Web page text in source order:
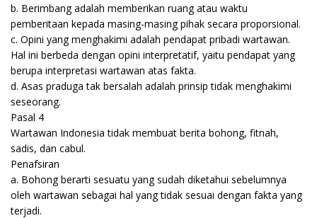
b. Berimbang adalah memberikan ruang atau waktu
pemberitaan kepada masing-masing pihak secara proporsional.
c. Opini yang menghakimi adalah pendapat pribadi wartawan.
Hal ini berbeda dengan opini interpretatif, yaitu pendapat yang
berupa interpretasi wartawan atas fakta.
d. Asas praduga tak bersalah adalah prinsip tidak menghakimi
seseorang.
Pasal 4
Wartawan Indonesia tidak membuat berita bohong, fitnah,
sadis, dan cabul.
Penafsiran
a. Bohong berarti sesuatu yang sudah diketahui sebelumnya
oleh wartawan sebagai hal yang tidak sesuai dengan fakta yang
terjadi.